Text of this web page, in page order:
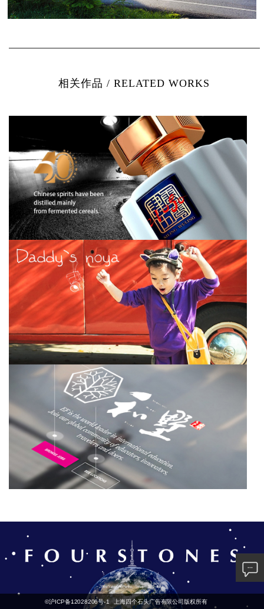
相关作品 / RELATED WORKS
©沪ICP备12028206号-1上海四个石头广告有限公司版权所有